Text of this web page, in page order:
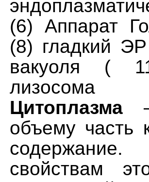
(6) Аппарат
(8) гладкий
вакуоля (
лизосома
Цитоплазма
объему часть
свойствам